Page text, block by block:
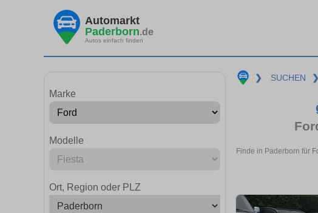
Automarkt
Paderborn.de
Autos einfach finden
Marke
Modelle
Ort, Region oder PLZ
❯ SUCHEN ❯
Finde in Paderborn für